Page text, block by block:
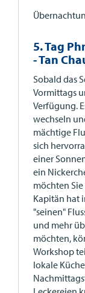
5. Tag
- Tan
Sobald das
Vormittags
Verfügung.
wechseln
mächtige
sich
einer
ein
möchten
Kapitän hat
"seinen"
und mehr
möchten,
Workshop
lokale